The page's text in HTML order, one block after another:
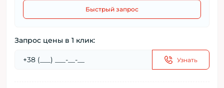
Быстрый запрос
Запрос цены в 1 клик:
Узнать